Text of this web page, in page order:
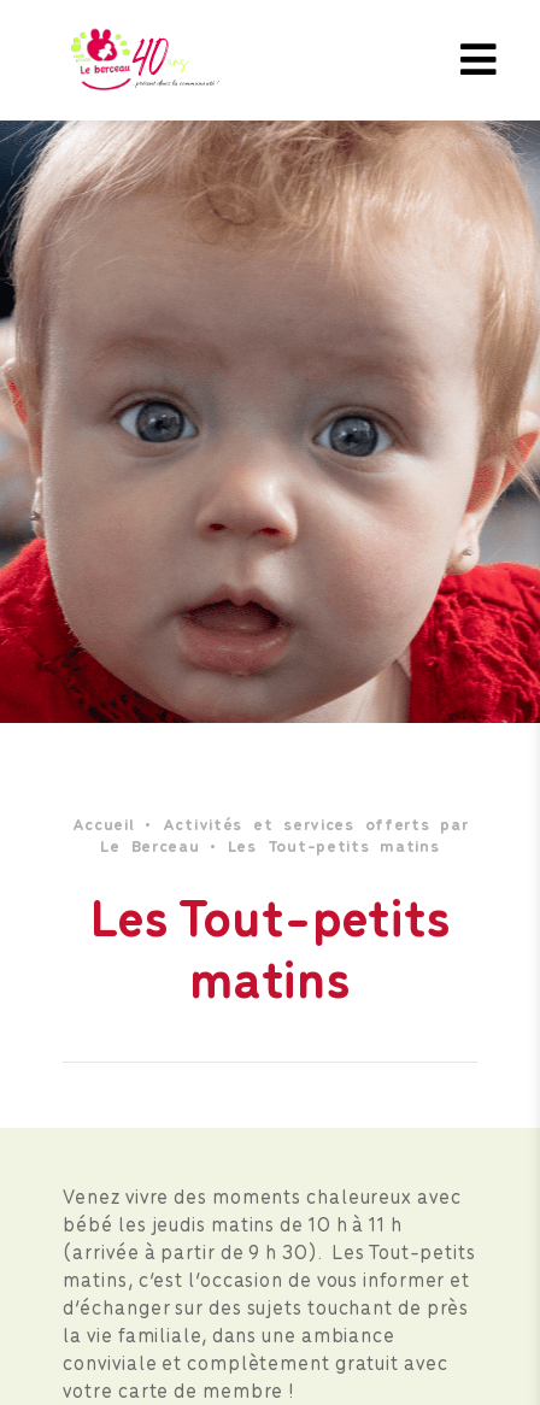
Accueil • Activités et services offerts par
Le Berceau • Les Tout-petits matins
Les Tout-petits
matins
Venez vivre des moments chaleureux avec
bébé les jeudis matins de 10 h à 11 h
(arrivée à partir de 9 h 30). Les Tout-petits
matins, c’est l’occasion de vous informer et
d’échanger sur des sujets touchant de près
la vie familiale, dans une ambiance
conviviale et complètement gratuit avec
votre carte de membre !